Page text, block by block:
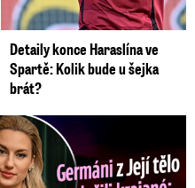
Detaily konce Haraslína ve
Spartě: Kolik bude u šejka
brát?
vzkázali jí krajané